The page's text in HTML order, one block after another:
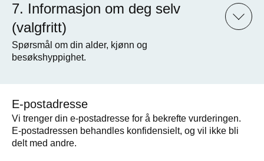
Informasjon om deg selv
(valgfritt)
Spørsmål om din alder, kjønn og
besøkshyppighet.
E-postadresse
Vi trenger din e-postadresse for å bekrefte vurderingen.
E-postadressen behandles konfidensielt, og vil ikke bli
delt med andre.